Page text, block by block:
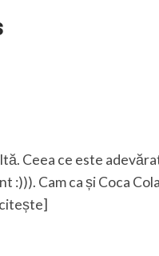
Ceea ce este
Cam ca și Coca